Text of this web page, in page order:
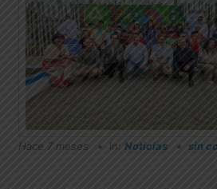
Hace 7 meses in: Noticias sin